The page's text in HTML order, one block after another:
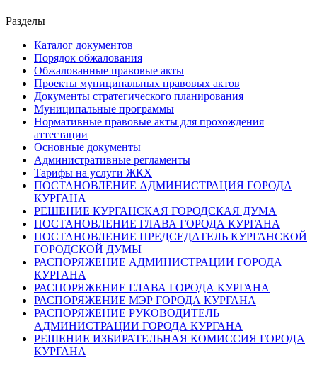
Разделы
Каталог документов
Порядок обжалования
Обжалованные правовые акты
Проекты муниципальных правовых актов
Документы стратегического планирования
Муниципальные программы
Нормативные правовые акты для прохождения
аттестации
Основные документы
Административные регламенты
Тарифы на услуги ЖКХ
ПОСТАНОВЛЕНИЕ АДМИНИСТРАЦИЯ ГОРОДА
КУРГАНА
РЕШЕНИЕ КУРГАНСКАЯ ГОРОДСКАЯ ДУМА
ПОСТАНОВЛЕНИЕ ГЛАВА ГОРОДА КУРГАНА
ПОСТАНОВЛЕНИЕ ПРЕДСЕДАТЕЛЬ КУРГАНСКОЙ
ГОРОДСКОЙ ДУМЫ
РАСПОРЯЖЕНИЕ АДМИНИСТРАЦИИ ГОРОДА
КУРГАНА
РАСПОРЯЖЕНИЕ ГЛАВА ГОРОДА КУРГАНА
РАСПОРЯЖЕНИЕ МЭР ГОРОДА КУРГАНА
РАСПОРЯЖЕНИЕ РУКОВОДИТЕЛЬ
АДМИНИСТРАЦИИ ГОРОДА КУРГАНА
РЕШЕНИЕ ИЗБИРАТЕЛЬНАЯ КОМИССИЯ ГОРОДА
КУРГАНА